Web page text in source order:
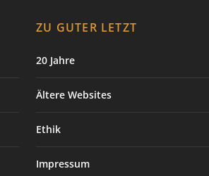
ZU GUTER LETZT
20 Jahre
Ältere Websites
Ethik
Impressum